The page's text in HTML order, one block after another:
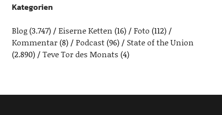
Kategorien
Blog(3.747) Eiserne Ketten (16) Foto (112)
Kommentar(8) Podcast(96)
State of the Union
(2.890)
Teve Tor des Monats (4)